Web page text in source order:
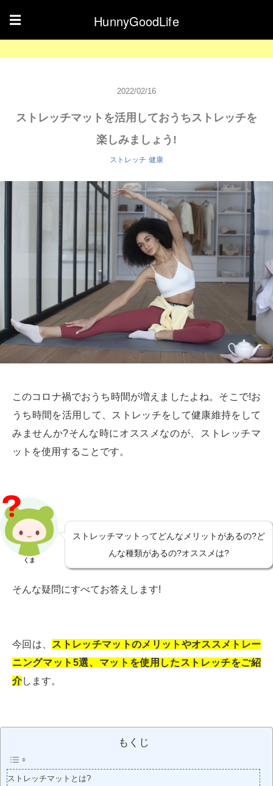
☰ HunnyGoodLife
2022/02/16
ストレッチマットを活用しておうちストレッチを
楽しみましょう!
ストレッチ 健康
このコロナ禍でおうち時間が増えましたよね。そこで!お
うち時間を活用して、ストレッチをして健康維持をして
みませんか?そんな時にオススメなのが、ストレッチマ
ットを使用することです。
くま
ストレッチマットってどんなメリットがあるの?ど
んな種類があるの?オススメは?
そんな疑問にすべてお答えします!
今回は、 ストレッチマットのメリットやオススメトレー
ニングマット5選、マットを使用したストレッチをご紹
介します。
もくじ
ストレッチマットとは?